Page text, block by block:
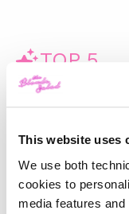
This website uses
We use both
cookies to
media features
TOP 5